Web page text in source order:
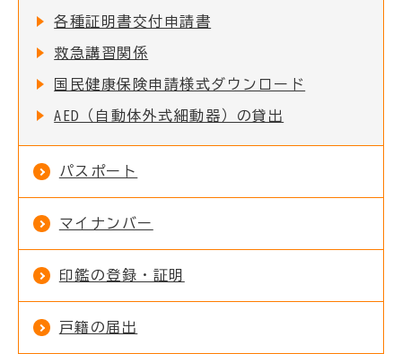
各種証明書交付申請書
救急講習関係
国民健康保険申請様式ダウンロード
AED（自動体外式細動器）の貸出
パスポート
マイナンバー
印鑑の登録・証明
戸籍の届出